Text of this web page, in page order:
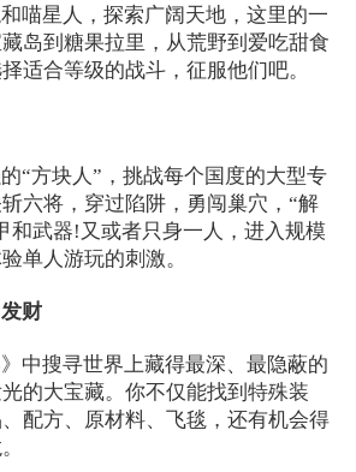
喵星人，探索广阔天地，这里的一
岛到糖果拉里，从荒野到爱吃甜食
适合等级的战斗，征服他们吧。
“方块人”，挑战每个国度的大型专
六将，穿过陷阱，勇闯巢穴，“解
和武器!又或者只身一人，进入规模
单人游玩的刺激。
财
中搜寻世界上藏得最深、最隐蔽的
的大宝藏。你不仅能找到特殊装
配方、原材料、飞毯，还有机会得